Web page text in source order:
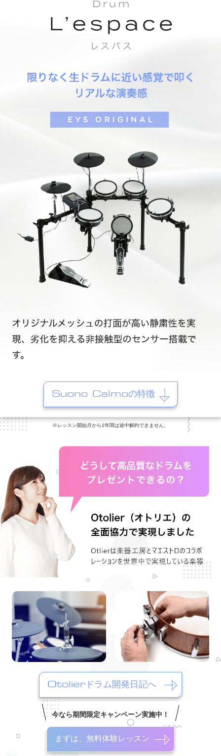
Suono Calmoの特徴
※レッスン開始月から1年間は途中解約できません。
Otolierドラム開発日記へ
今なら期間限定キャンペーン実施中！
まずは、無料体験レッスン